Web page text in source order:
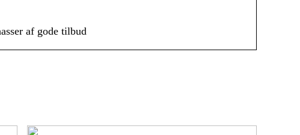
af gode tilbud